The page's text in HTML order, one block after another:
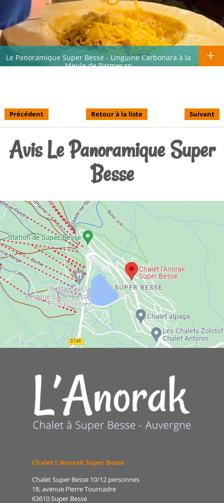
Le Panoramique Super Besse - Linguine Carbonara à la
Meule de Parmesan
Précédent Retour à la liste Suivant
Avis Le Panoramique Super
Besse
Chalet L'Anorak Super Besse
Chalet Super Besse 10/12 personnes
18, avenue Pierre Tournadre
63610 Super Besse